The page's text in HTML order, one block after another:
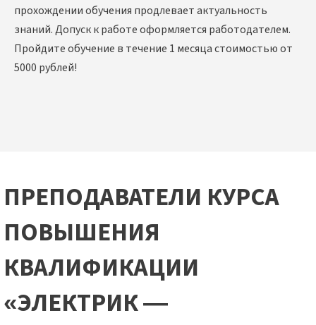
прохождении обучения продлевает актуальность
знаний. Допуск к работе оформляется работодателем.
Пройдите обучение в течение 1 месяца стоимостью от
5000 рублей!
ПРЕПОДАВАТЕЛИ КУРСА
ПОВЫШЕНИЯ
КВАЛИФИКАЦИИ
«ЭЛЕКТРИК —